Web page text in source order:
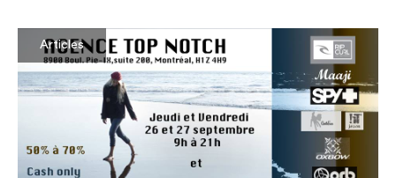
Articles